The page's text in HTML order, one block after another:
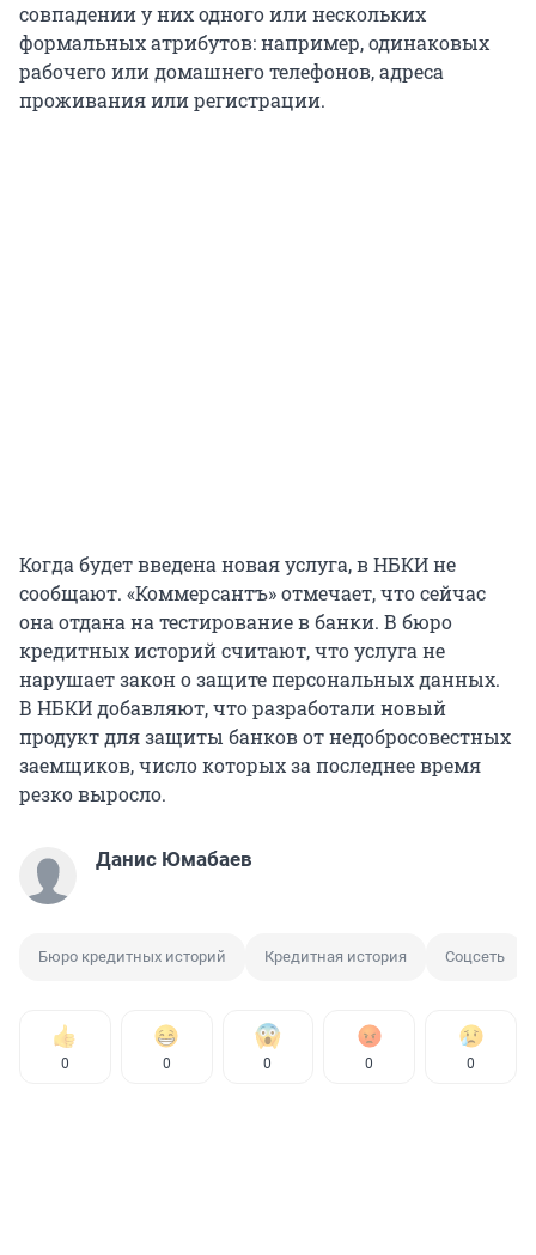
совпадении у них одного или нескольких
формальных атрибутов: например, одинаковых
рабочего или домашнего телефонов, адреса
проживания или регистрации.
Когда будет введена новая услуга, в НБКИ не
сообщают. «Коммерсантъ» отмечает, что сейчас
она отдана на тестирование в банки. В бюро
кредитных историй считают, что услуга не
нарушает закон о защите персональных данных.
В НБКИ добавляют, что разработали новый
продукт для защиты банков от недобросовестных
заемщиков, число которых за последнее время
резко выросло.
Данис Юмабаев
Бюро кредитных историй Кредитная история Соцсеть
0 0 0 0 0